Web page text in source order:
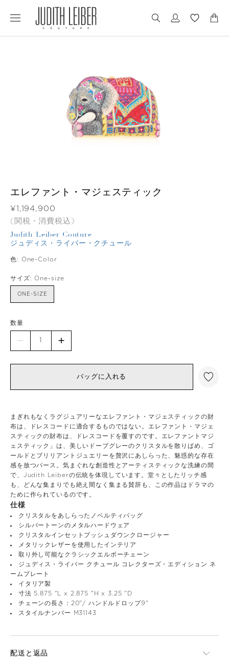
to
to
エレファント・マジェスティック
価格
¥1,194,900
(関税・消費税込)
Judith Leiber Couture
ジュディス・ライバー・クチュール
色: One-Color
サイズ: One-size
ONE-SIZE
数量
バッグに入れる
まぎれもなくラグジュアリーなエレファント・マジェスティックの財
布は、ドレスコードに適合するものではない。エレファント・マジェ
スティックの財布は、ドレスコードを覆すのです。エレファントマジ
ェスティック」は、美しいドーブグレーのクリスタルを散りばめ、ゴ
ールドとブリリアントジュエリーを贅沢にあしらった、魅惑的な存在
感を放つパース。気まぐれな創造性とアーティスティックな洗練の間
で、Judith Leiberの伝統を体現しています。堂々としたリッチ感
も、どんな集まりでも絶え間なく集まる賛辞も、この作品はドラマの
ために作られているのです。
仕様
クリスタルをあしらったノベルティバッグ
シルバートーンのメタルハードウェア
クリスタルインセットプッシュダウンクロージャー
メタリックレザーを使用したインテリア
取り外し可能なクラシックエルボーチェーン
ジュディス・ライバー クチュール コレクターズ・エディション ネ
ームプレート
イタリア製
寸法 5.875 "L x 2.875 "H x 3.25 "D
チェーンの長さ：20"/ ハンドルドロップ9"
スタイルナンバー M31143
配送と返品